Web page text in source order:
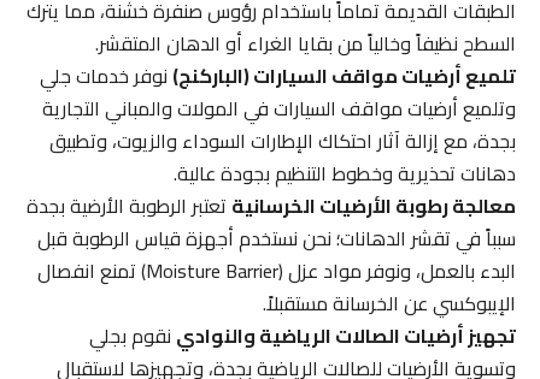
الطبقات القديمة تماماً باستخدام رؤوس صنفرة خشنة، مما يترك
السطح نظيفاً وخالياً من بقايا الغراء أو الدهان المتقشر.
تلميع أرضيات مواقف السيارات (الباركنج)نوفر خدمات جلي
وتلميع أرضيات مواقف السيارات في المولات والمباني التجارية
بجدة، مع إزالة آثار احتكاك الإطارات السوداء والزيوت، وتطبيق
دهانات تحذيرية وخطوط التنظيم بجودة عالية.
معالجة رطوبة الأرضيات الخرسانيةتعتبر الرطوبة الأرضية بجدة
سبباً في تقشر الدهانات؛ نحن نستخدم أجهزة قياس الرطوبة قبل
البدء بالعمل، ونوفر مواد عزل (Moisture Barrier) تمنع انفصال
الإيبوكسي عن الخرسانة مستقبلاً.
تجهيز أرضيات الصالات الرياضية والنوادينقوم بجلي
وتسوية الأرضيات للصالات الرياضية بجدة، وتجهيزها لاستقبال